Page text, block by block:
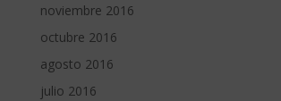
noviembre 2016
octubre 2016
agosto 2016
julio 2016